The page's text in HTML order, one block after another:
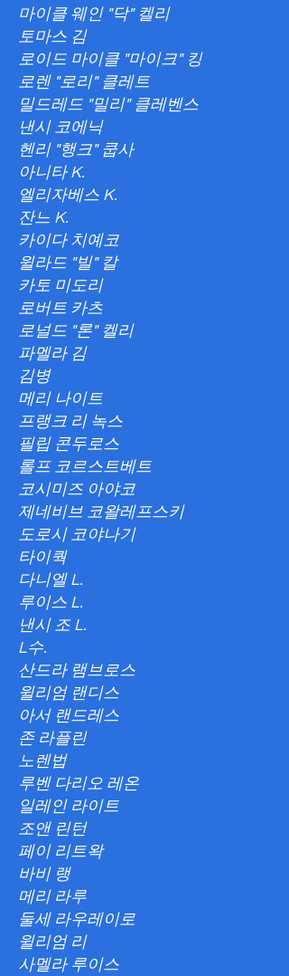
마이클 웨인 "닥" 켈리
토마스 김
로이드 마이클 "마이크" 킹
로렌 "로리" 클레트
밀드레드 "밀리" 클레벤스
낸시 코에닉
헨리 "행크" 쿱사
아니타 K.
엘리자베스 K.
잔느 K.
카이다 치예코
윌라드 "빌" 칼
카토 미도리
로버트 카츠
로널드 "론" 켈리
파멜라 김
김병
메리 나이트
프랭크 리 녹스
필립 콘두로스
롤프 코르스트베트
코시미즈 아야코
제네비브 코왈레프스키
도로시 코야나기
타이쿽
다니엘 L.
루이스 L.
낸시 조 L.
L수.
산드라 램브로스
윌리엄 랜디스
아서 랜드레스
존 라플린
노렌법
루벤 다리오 레온
일레인 라이트
조앤 린턴
페이 리트왁
바비 랭
메리 라루
둘세 라우레이로
윌리엄 리
사멜라 루이스